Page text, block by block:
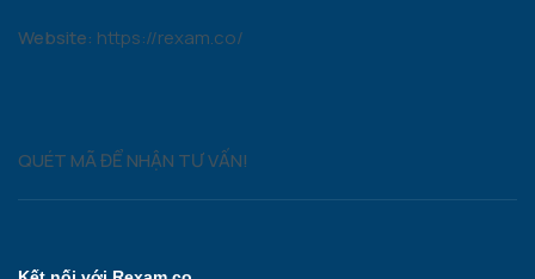
Website: https://rexam.co/
QUÉT MÃ ĐỂ NHẬN TƯ VẤN!